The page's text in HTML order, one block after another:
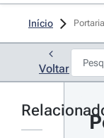
Início
Voltar